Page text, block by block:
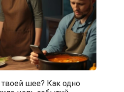
шее? Как одно